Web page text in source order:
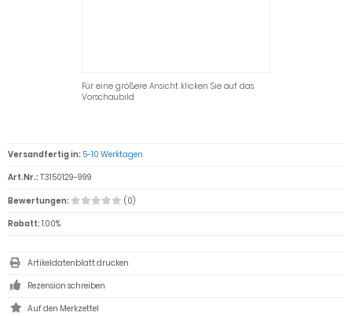
Für eine größere Ansicht klicken Sie auf das
Vorschaubild
Versandfertig in: 5-10 Werktagen
Art.Nr.: T3150129-999
Bewertungen:
(0)
Rabatt: 1.00%
Artikeldatenblatt drucken
Rezension schreiben